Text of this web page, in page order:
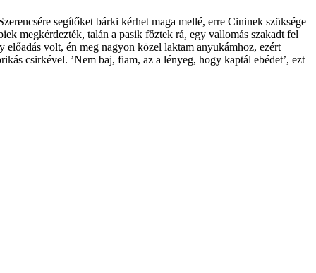
segítőket bárki kérhet maga mellé, erre Cininek szüksége
megkérdezték, talán a pasik főztek rá, egy vallomás szakadt fel
volt, én meg nagyon közel laktam anyukámhoz, ezért
csirkével. ’Nem baj, fiam, az a lényeg, hogy kaptál ebédet’, ezt